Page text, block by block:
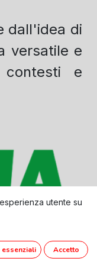
dall'idea di
versatile e
e
utente su
essenziali Accetto